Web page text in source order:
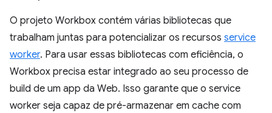
O projeto Workbox contém várias bibliotecas que
trabalham juntas para potencializar os recursos service
worker. Para usar essas bibliotecas com eficiência, o
Workbox precisa estar integrado ao seu processo de
build de um app da Web. Isso garante que o service
worker seja capaz de pré-armazenar em cache com